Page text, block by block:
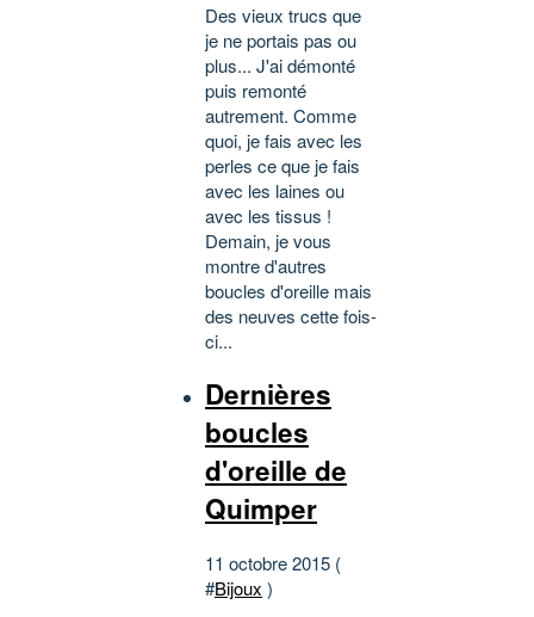
Des vieux trucs que
je ne portais pas ou
plus... J'ai démonté
puis remonté
autrement. Comme
quoi, je fais avec les
perles ce que je fais
avec les laines ou
avec les tissus !
Demain, je vous
montre d'autres
boucles d'oreille mais
des neuves cette fois-
ci...
Dernières
boucles
d'oreille de
Quimper
11 octobre 2015 (
#Bijoux )